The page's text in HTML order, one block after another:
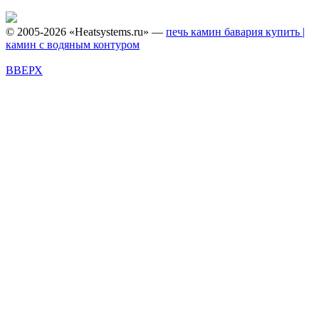
© 2005-2026 «Heatsystems.ru» — печь камин бавария купить |
камин с водяным контуром
ВВЕРХ